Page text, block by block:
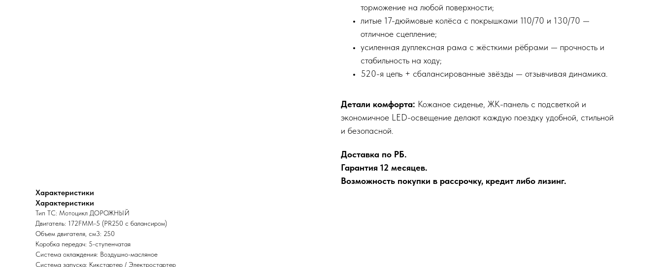
торможение на любой поверхности;
литые 17-дюймовые колёса с покрышками 110/70 и 130/70 —
отличное сцепление;
усиленная дуплексная рама с жёсткими рёбрами — прочность и
стабильность на ходу;
520-я цепь + сбалансированные звёзды — отзывчивая динамика.
Детали комфорта: Кожаное сиденье, ЖК-панель с подсветкой и
экономичное LED-освещение делают каждую поездку удобной, стильной
и безопасной.
Доставка по РБ.
Гарантия 12 месяцев.
Возможность покупки в рассрочку, кредит либо лизинг.
Характеристики
Характеристики
Тип ТС: Мотоцикл ДОРОЖНЫЙ
Двигатель: 172FMM-5 (PR250 с балансиром)
Объем двигателя, см3: 250
Коробка передач: 5-ступенчатая
Система охлаждения: Воздушно-масляное
Система запуска: Кикстартер / Электростартер